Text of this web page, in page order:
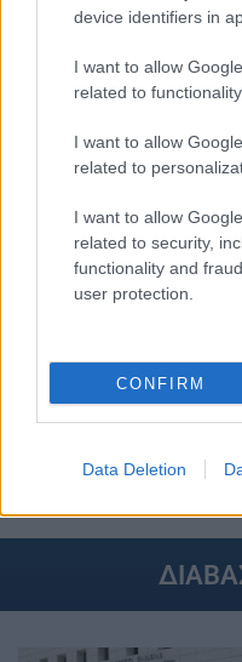
device identifiers in
I want to allow
related to
I want to allow
related to
I want to allow
related to security,
functionality and
user protection.
CONFIRM
Data Deletion
Ακολουθείστε το
TελευταίεςΕιδήσεις
στο
Στην Κατηγορία:
ΕΠΙΜΟΡΦΩΣΗ